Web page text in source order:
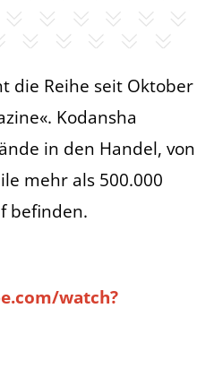
die Reihe seit Oktober
Kodansha
in den Handel, von
mehr als 500.000
befinden.
watch?